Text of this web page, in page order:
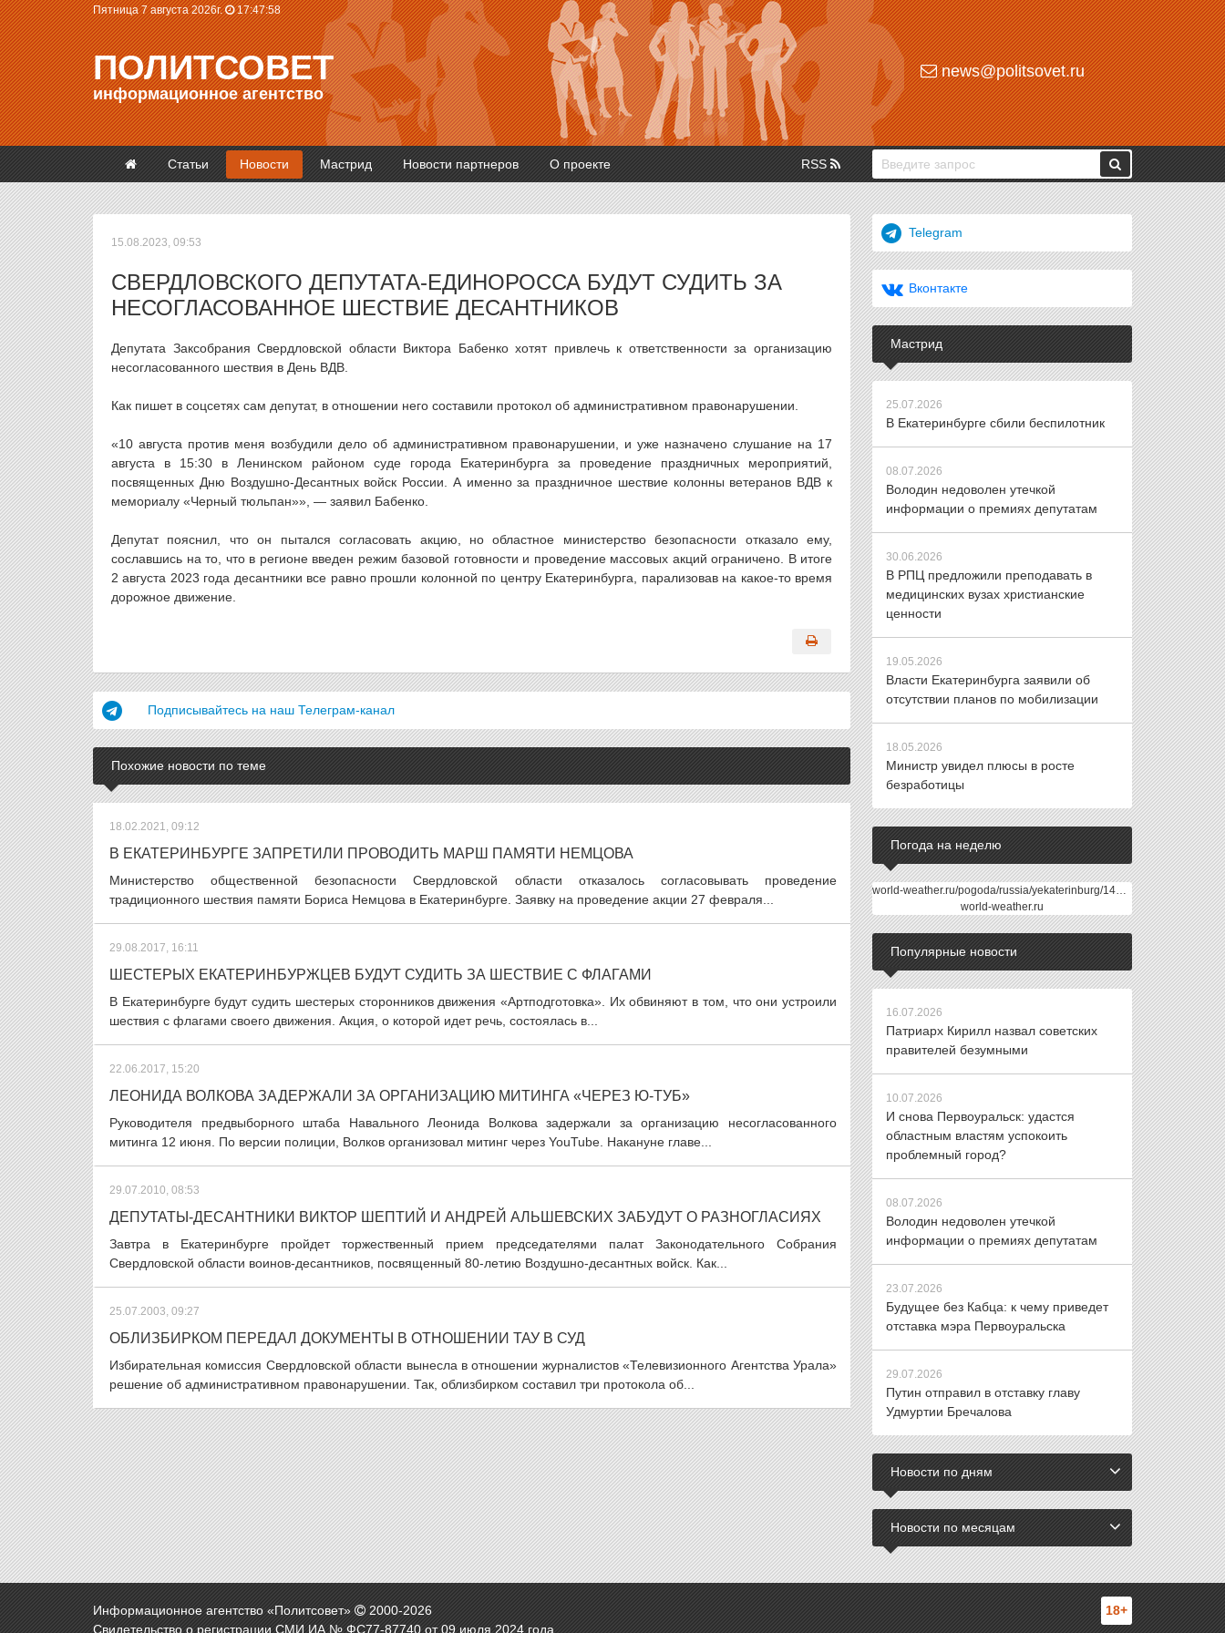
Пятница 7 августа 2026г. 17:47:59
ПОЛИТСОВЕТ
информационное агентство
news@politsovet.ru
Статьи Новости Мастрид Новости партнеров О проекте RSS
15.08.2023, 09:53
СВЕРДЛОВСКОГО ДЕПУТАТА-ЕДИНОРОССА БУДУТ СУДИТЬ ЗА
НЕСОГЛАСОВАННОЕ ШЕСТВИЕ ДЕСАНТНИКОВ
Депутата Заксобрания Свердловской области Виктора Бабенко хотят привлечь к ответственности за организацию
несогласованного шествия в День ВДВ.
Как пишет в соцсетях сам депутат, в отношении него составили протокол об административном правонарушении.
«10 августа против меня возбудили дело об административном правонарушении, и уже назначено слушание на 17
августа в 15:30 в Ленинском районом суде города Екатеринбурга за проведение праздничных мероприятий,
посвященных Дню Воздушно-Десантных войск России. А именно за праздничное шествие колонны ветеранов ВДВ к
мемориалу «Черный тюльпан»», — заявил Бабенко.
Депутат пояснил, что он пытался согласовать акцию, но областное министерство безопасности отказало ему,
сославшись на то, что в регионе введен режим базовой готовности и проведение массовых акций ограничено. В итоге
2 августа 2023 года десантники все равно прошли колонной по центру Екатеринбурга, парализовав на какое-то время
дорожное движение.
Подписывайтесь на наш Телеграм-канал
Похожие новости по теме
18.02.2021, 09:12
В ЕКАТЕРИНБУРГЕ ЗАПРЕТИЛИ ПРОВОДИТЬ МАРШ ПАМЯТИ НЕМЦОВА
Министерство общественной безопасности Свердловской области отказалось согласовывать проведение
традиционного шествия памяти Бориса Немцова в Екатеринбурге. Заявку на проведение акции 27 февраля...
29.08.2017, 16:11
ШЕСТЕРЫХ ЕКАТЕРИНБУРЖЦЕВ БУДУТ СУДИТЬ ЗА ШЕСТВИЕ С ФЛАГАМИ
В Екатеринбурге будут судить шестерых сторонников движения «Артподготовка». Их обвиняют в том, что они устроили
шествия с флагами своего движения. Акция, о которой идет речь, состоялась в...
22.06.2017, 15:20
ЛЕОНИДА ВОЛКОВА ЗАДЕРЖАЛИ ЗА ОРГАНИЗАЦИЮ МИТИНГА «ЧЕРЕЗ Ю-ТУБ»
Руководителя предвыборного штаба Навального Леонида Волкова задержали за организацию несогласованного
митинга 12 июня. По версии полиции, Волков организовал митинг через YouTube. Накануне главе...
29.07.2010, 08:53
ДЕПУТАТЫ-ДЕСАНТНИКИ ВИКТОР ШЕПТИЙ И АНДРЕЙ АЛЬШЕВСКИХ ЗАБУДУТ О РАЗНОГЛАСИЯХ
Завтра в Екатеринбурге пройдет торжественный прием председателями палат Законодательного Собрания
Свердловской области воинов-десантников, посвященный 80-летию Воздушно-десантных войск. Как...
25.07.2003, 09:27
ОБЛИЗБИРКОМ ПЕРЕДАЛ ДОКУМЕНТЫ В ОТНОШЕНИИ ТАУ В СУД
Избирательная комиссия Свердловской области вынесла в отношении журналистов «Телевизионного Агентства Урала»
решение об административном правонарушении. Так, облизбирком составил три протокола об...
Telegram
Вконтакте
Мастрид
25.07.2026
В Екатеринбурге сбили беспилотник
08.07.2026
Володин недоволен утечкой
информации о премиях депутатам
30.06.2026
В РПЦ предложили преподавать в
медицинских вузах христианские
ценности
19.05.2026
Власти Екатеринбурга заявили об
отсутствии планов по мобилизации
18.05.2026
Министр увидел плюсы в росте
безработицы
Погода на неделю
world-weather.ru/pogoda/russia/yekaterinburg/14days/
world-weather.ru
Популярные новости
16.07.2026
Патриарх Кирилл назвал советских
правителей безумными
10.07.2026
И снова Первоуральск: удастся
областным властям успокоить
проблемный город?
08.07.2026
Володин недоволен утечкой
информации о премиях депутатам
23.07.2026
Будущее без Кабца: к чему приведет
отставка мэра Первоуральска
29.07.2026
Путин отправил в отставку главу
Удмуртии Бречалова
Новости по дням
Новости по месяцам
Информационное агентство «Политсовет» 2000-2026
Свидетельство о регистрации СМИ ИА № ФС77-87740 от 09 июля 2024 года.
18+